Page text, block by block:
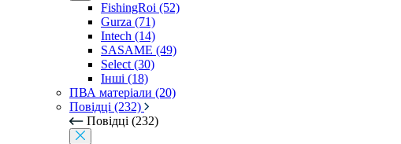
FishingRoi (52)
Gurza (71)
Intech (14)
SASAME (49)
Select (30)
Інші (18)
ПВА матеріали (20)
Повідці (232)
Повідці (232)